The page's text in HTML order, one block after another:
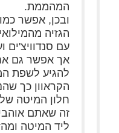
המהממת.
ובכן, אפשר
הגזיה
עם סנדוויצ'ים
אך אפשר גם
להגיע לשפת
הקראוון כך
חלון המיטה
זה שאתם
ליד המיטה